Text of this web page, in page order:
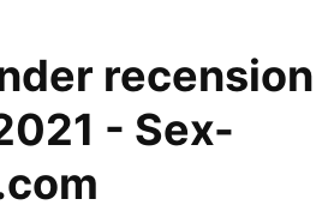
recension
- Sex-